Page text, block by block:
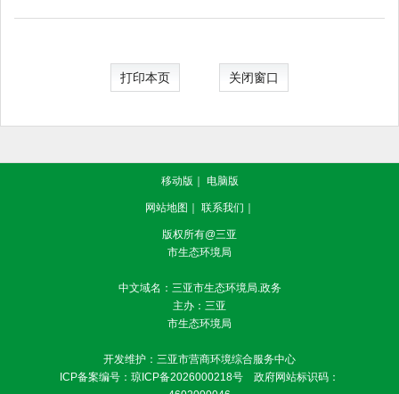
打印本页 关闭窗口
移动版 ｜ 电脑版
网站地图 ｜ 联系我们 ｜
版权所有@三亚
市生态环境局
中文域名：三亚市生态环境局.政务
主办：三亚
市生态环境局
开发维护：三亚市营商环境综合服务中心
ICP备案编号： 琼ICP备2026000218号
政府网站标识码：